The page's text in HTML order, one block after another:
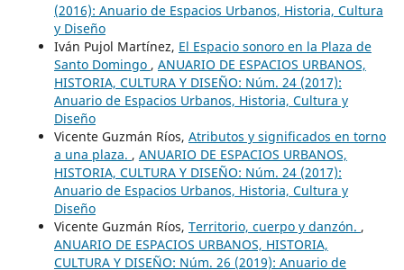
(2016): Anuario de Espacios Urbanos, Historia, Cultura
y Diseño
Iván Pujol Martínez, El Espacio sonoro en la Plaza de
Santo Domingo , ANUARIO DE ESPACIOS URBANOS,
HISTORIA, CULTURA Y DISEÑO: Núm. 24 (2017):
Anuario de Espacios Urbanos, Historia, Cultura y
Diseño
Vicente Guzmán Ríos, Atributos y significados en torno
a una plaza. , ANUARIO DE ESPACIOS URBANOS,
HISTORIA, CULTURA Y DISEÑO: Núm. 24 (2017):
Anuario de Espacios Urbanos, Historia, Cultura y
Diseño
Vicente Guzmán Ríos, Territorio, cuerpo y danzón. ,
ANUARIO DE ESPACIOS URBANOS, HISTORIA,
CULTURA Y DISEÑO: Núm. 26 (2019): Anuario de